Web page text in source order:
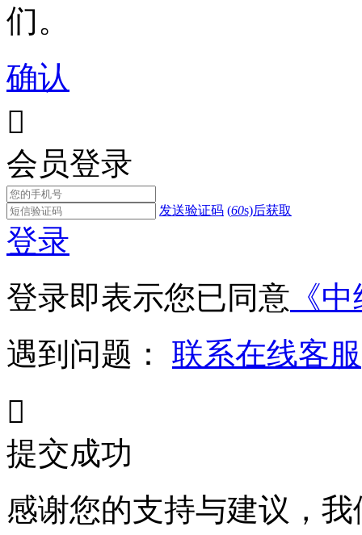
们。
确认

会员登录
发送验证码 (60s)后获取
登录
登录即表示您已同意 《
遇到问题： 联系在线客服

提交成功
感谢您的支持与建议，